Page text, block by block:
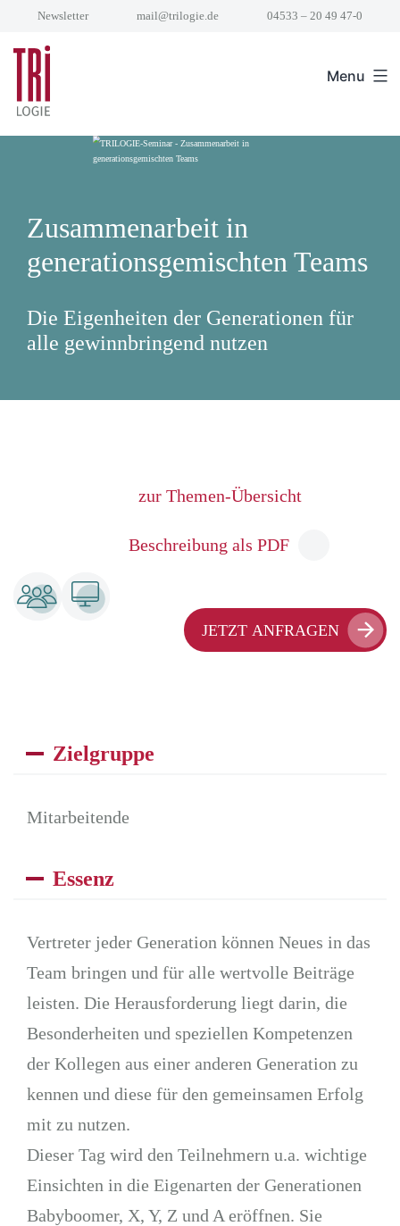
content
Newsletter mail@trilogie.de 04533 – 20 49 47-0
Menu
Zusammenarbeit in
generationsgemischten Teams
Die Eigenheiten der Generationen für
alle gewinnbringend nutzen
zur Themen-Übersicht
Beschreibung als PDF
JETZT ANFRAGEN
Zielgruppe
Mitarbeitende
Essenz
Vertreter jeder Generation können Neues in das
Team bringen und für alle wertvolle Beiträge
leisten. Die Herausforderung liegt darin, die
Besonderheiten und speziellen Kompetenzen
der Kollegen aus einer anderen Generation zu
kennen und diese für den gemeinsamen Erfolg
mit zu nutzen.
Dieser Tag wird den Teilnehmern u.a. wichtige
Einsichten in die Eigenarten der Generationen
Babyboomer, X, Y, Z und A eröffnen. Sie